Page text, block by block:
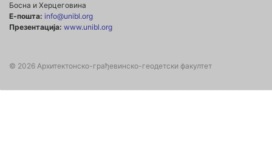
Босна и Херцеговина
Е-пошта: info@unibl.org
Презентација: www.unibl.org
© 2026 Архитектонско-грађевинско-геодетски факултет